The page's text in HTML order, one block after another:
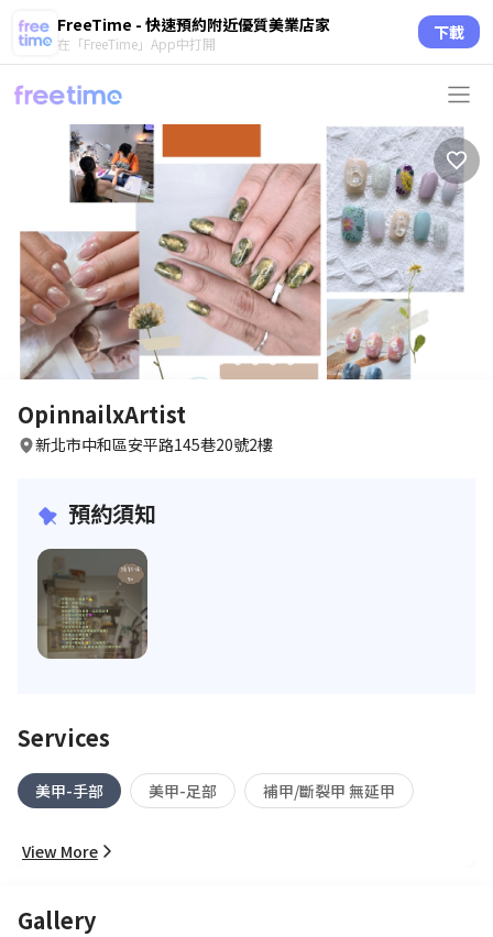
FreeTime - 快速預約附近優質美業店家
在「FreeTime」App中打開 下載
circle circle circle circle circle
OpinnailxArtist
新北市中和區安平路145巷20號2樓
預約須知
Services
美甲-手部 美甲-足部 補甲/斷裂甲 無延甲
View More
Gallery